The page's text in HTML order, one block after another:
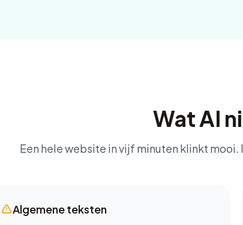
Wat AI
Een hele website in vijf minuten klinkt
Algemene teksten